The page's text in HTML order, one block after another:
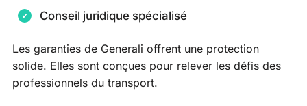
Conseil juridique spécialisé
Les garanties de Generali offrent une protection
solide. Elles sont conçues pour relever les défis des
professionnels du transport.